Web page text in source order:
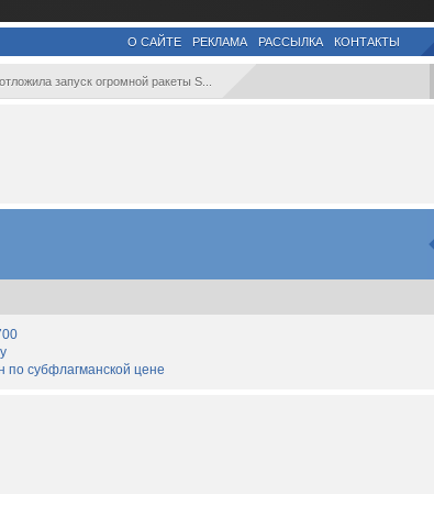
О САЙТЕ РЕКЛАМА РАССЫЛКА КОНТАКТЫ
запуск огромной ракеты S...
по субфлагманской цене